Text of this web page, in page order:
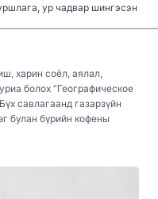
ур чадвар шингэсэн
харин соёл, аялал,
болох “Географическое
савлагаанд газарзүйн
булан бүрийн кофены